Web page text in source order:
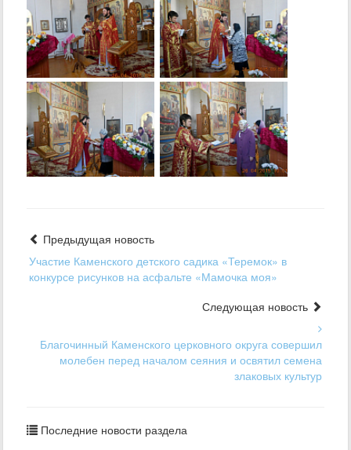
Предыдущая новость
Участие Каменского детского садика «Теремок» в
конкурсе рисунков на асфальте «Мамочка моя»
Следующая новость
Благочинный Каменского церковного округа совершил
молебен перед началом сеяния и освятил семена
злаковых культур
Последние новости раздела